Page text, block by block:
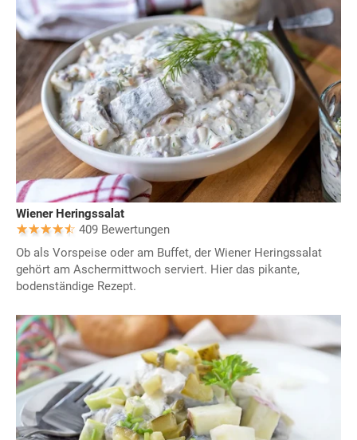
Wiener Heringssalat
409 Bewertungen
Ob als Vorspeise oder am Buffet, der Wiener Heringssalat
gehört am Aschermittwoch serviert. Hier das pikante,
bodenständige Rezept.